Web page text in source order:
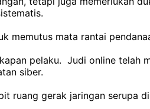
memutus mata rantai
pelaku. Judi online telah
siber.
ruang gerak jaringan serupa